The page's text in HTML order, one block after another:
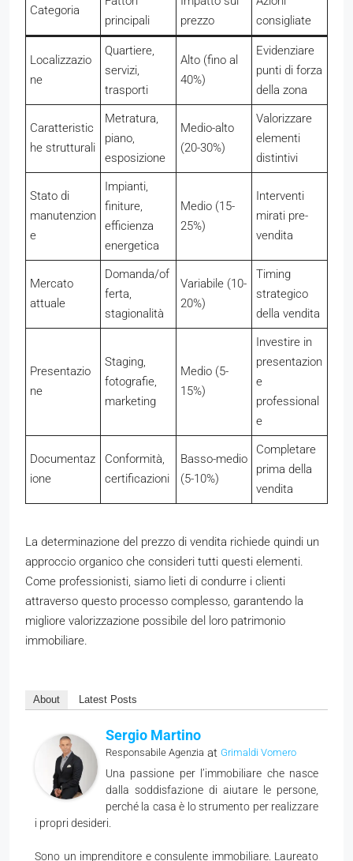
Categoria
principali
prezzo
consigliate
Localizzazio
ne
Quartiere,
servizi,
trasporti
Alto (fino al
40%)
Evidenziare
punti di forza
della zona
Caratteristic
he strutturali
Metratura,
piano,
esposizione
Medio-alto
(20-30%)
Valorizzare
elementi
distintivi
Stato di
manutenzion
e
Impianti,
finiture,
efficienza
energetica
Medio (15-
25%)
Interventi
mirati pre-
vendita
Mercato
attuale
Domanda/of
ferta,
stagionalità
Variabile (10-
20%)
Timing
strategico
della vendita
Presentazio
ne
Staging,
fotografie,
marketing
Medio (5-
15%)
Investire in
presentazion
e
professional
e
Documentaz
ione
Conformità,
certificazioni
Basso-medio
(5-10%)
Completare
prima della
vendita
La determinazione del prezzo di vendita richiede quindi un
approccio organico che consideri tutti questi elementi.
Come professionisti, siamo lieti di condurre i clienti
attraverso questo processo complesso, garantendo la
migliore valorizzazione possibile del loro patrimonio
immobiliare.
About Latest Posts
Sergio Martino
Responsabile Agenzia at Grimaldi Vomero
Una passione per l’immobiliare che nasce
dalla soddisfazione di aiutare le persone,
perché la casa è lo strumento per realizzare
i propri desideri.
Sono un imprenditore e consulente immobiliare. Laureato